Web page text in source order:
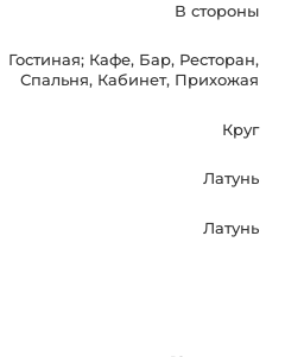
В стороны
Гостиная; Кафе, Бар, Ресторан,
Спальня, Кабинет, Прихожая
Круг
Латунь
Латунь